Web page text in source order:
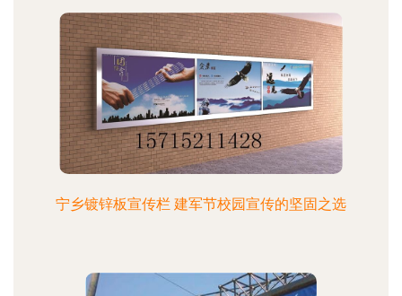
宁乡镀锌板宣传栏 建军节校园宣传的坚固之选